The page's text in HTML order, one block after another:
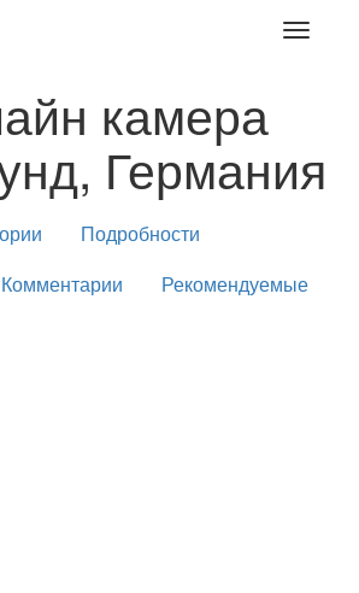
Toggle
камера
Германия
Подробности
Комментарии Рекомендуемые